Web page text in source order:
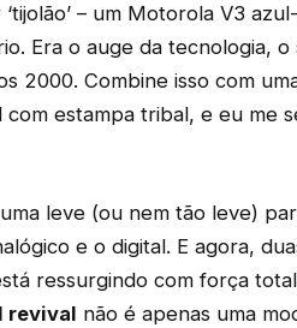
– um Motorola V3
Era o auge da tecnologia, o
2000. Combine isso com
estampa tribal, e eu me
leve (ou nem tão leve)
e o digital. E agora,
ressurgindo com força
revival não é apenas uma